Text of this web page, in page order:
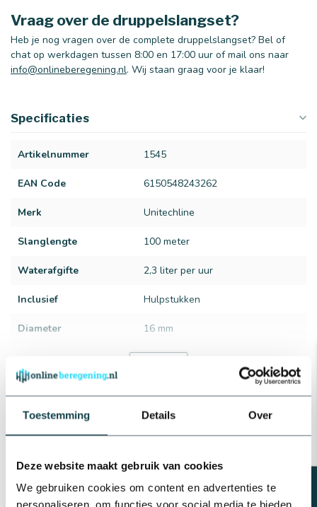
Toestemming Details Over
Deze website maakt gebruik van cookies
We gebruiken cookies om content en advertenties te
personaliseren, om functies voor social media te bieden
Vraag over de druppelslangset?
Heb je nog vragen over de complete druppelslangset? Bel of
chat op werkdagen tussen 8:00 en 17:00 uur of mail ons naar
info@onlineberegening.nl. Wij staan graag voor je klaar!
Specificaties
Artikelnummer 1545
EAN Code 6150548243262
Merk Unitechline
Slanglengte 100 meter
Waterafgifte 2,3 liter per uur
Inclusief Hulpstukken
Diameter 16 mm
30 cm
Werkdruk
Type Niet-drukgecompenseerd
Reviews
Gerelateerde producten
beregeningsinstallatie
compleet inclusief
beregeningscomputer ESP-
TM2 | 4 zones €539,25